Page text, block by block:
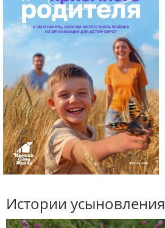
Истории усыновления